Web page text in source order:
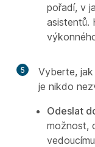
pořadí, v
asistentů.
5
Vyberte,
je nikdo
Odeslat
možnost,